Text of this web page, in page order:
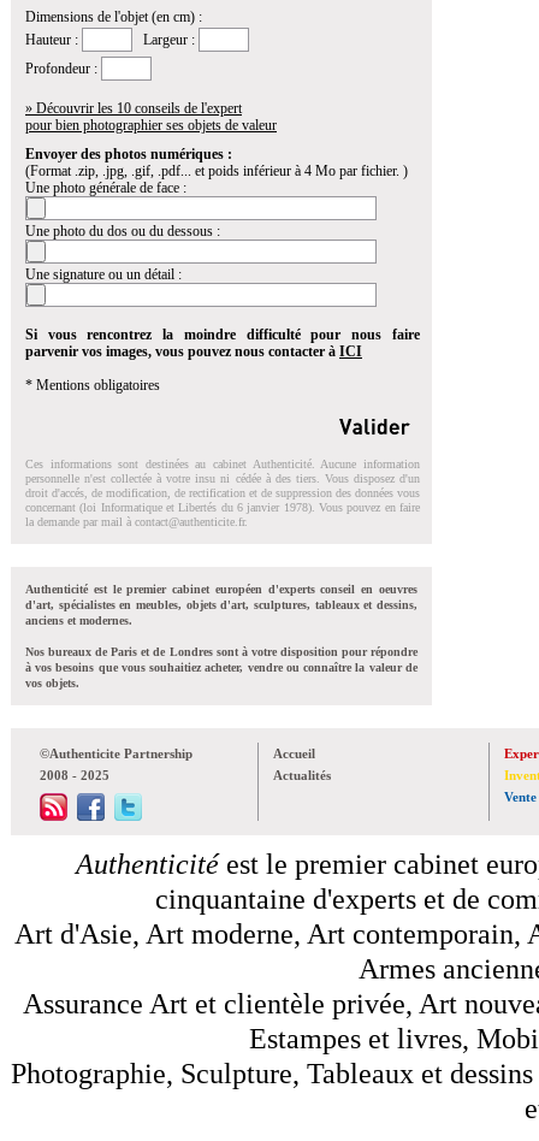
Dimensions de l'objet (en cm) :
Hauteur :
Largeur :
Profondeur :
» Découvrir les 10 conseils de l'expert
pour bien photographier ses objets de valeur
Envoyer des photos numériques :
(Format .zip, .jpg, .gif, .pdf... et poids inférieur à 4 Mo par fichier. )
Une photo générale de face :
Une photo du dos ou du dessous :
Une signature ou un détail :
Si vous rencontrez la moindre difficulté pour nous faire
parvenir vos images, vous pouvez nous contacter à ICI
* Mentions obligatoires
Ces informations sont destinées au cabinet Authenticité. Aucune information
personnelle n'est collectée à votre insu ni cédée à des tiers. Vous disposez d'un
droit d'accés, de modification, de rectification et de suppression des données vous
concernant (loi Informatique et Libertés du 6 janvier 1978). Vous pouvez en faire
la demande par mail à contact@authenticite.fr.
Authenticité est le premier cabinet européen d'experts conseil en oeuvres
d'art, spécialistes en meubles, objets d'art, sculptures, tableaux et dessins,
anciens et modernes.
Nos bureaux de Paris et de Londres sont à votre disposition pour répondre
à vos besoins que vous souhaitiez acheter, vendre ou connaître la valeur de
vos objets.
©Authenticite Partnership
2008 - 2025
Accueil
Actualités
Vente
Authenticitéest le premier cabinet
cinquantaine d'experts et de
Art d'Asie, Art moderne, Art contemporain,
Armes
Assurance Art et clientèle privée, Art
Estampes et livres,
Photographie, Sculpture, Tableaux et